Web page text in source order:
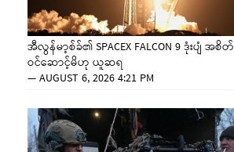
အီလွန်မာ့စ်ခ်၏ SPACEX FALCON 9 ဒုံးပျံ အ
ဝင်ဆောင့်မိဟု ယူဆရ
—AUGUST 6, 2026 4:21 PM